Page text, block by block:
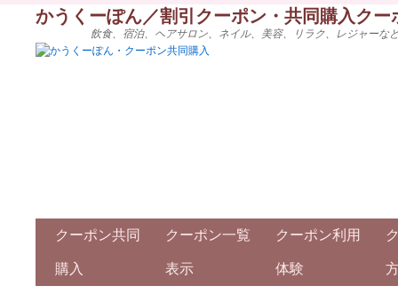
かうくーぽん／割引クーポン・共同購入ク
飲食、宿泊、ヘアサロン、ネイル、美容、リラク、レジャー
クーポン共同
購入
クーポン一覧
表示
クーポン利用
体験